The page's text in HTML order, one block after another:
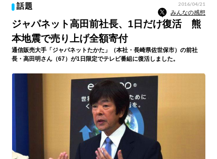
話題 2016/04/21
みんなの感想
ジャパネット高田前社長、1日だけ復活 熊
本地震で売り上げ全額寄付
通信販売大手「ジャパネットたかた」（本社・長崎県佐世保市）の前社
長・高田明さん（67）が1日限定でテレビ番組に復活しました。